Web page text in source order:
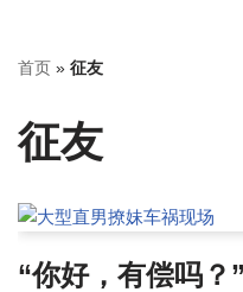
首页 » 征友
征友
“你好，有偿吗？